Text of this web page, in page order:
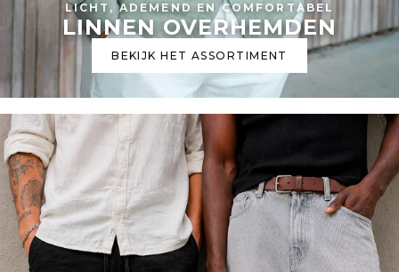
LICHT, ADEMEND EN COMFORTABEL
LINNEN OVERHEMDEN
BEKIJK HET ASSORTIMENT